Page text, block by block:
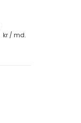
kr / md.